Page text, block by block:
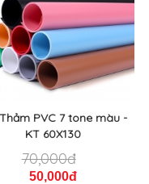
PVC 7 tone màu -
KT 60X130
70,000đ
50,000đ